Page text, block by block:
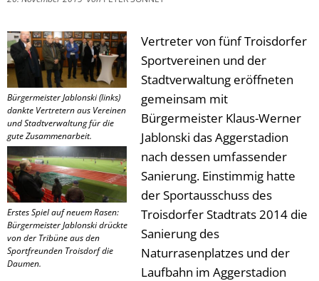
Bürgermeister Jablonski (links)
dankte Vertretern aus Vereinen
und Stadtverwaltung für die
gute Zusammenarbeit.
Erstes Spiel auf neuem Rasen:
Bürgermeister Jablonski drückte
von der Tribüne aus den
Sportfreunden Troisdorf die
Daumen.
Vertreter von fünf Troisdorfer
Sportvereinen und der
Stadtverwaltung eröffneten
gemeinsam mit
Bürgermeister Klaus-Werner
Jablonski das Aggerstadion
nach dessen umfassender
Sanierung. Einstimmig hatte
der Sportausschuss des
Troisdorfer Stadtrats 2014 die
Sanierung des
Naturrasenplatzes und der
Laufbahn im Aggerstadion